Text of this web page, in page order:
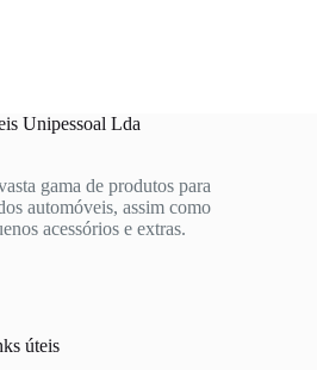
Unipessoal Lda
gama de produtos para
automóveis, assim como
acessórios e extras.
úteis